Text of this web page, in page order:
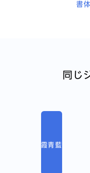
書
同じ
霞青藍